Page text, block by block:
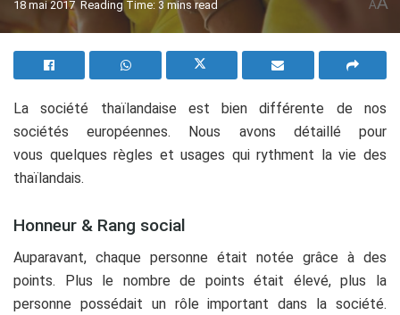
18 mai 2017 Reading Time: 3 mins read A
La société thaïlandaise est bien différente de nos
sociétés européennes. Nous avons détaillé pour
vous quelques règles et usages qui rythment la vie des
thaïlandais.
Honneur & Rang social
Auparavant, chaque personne était notée grâce à des
points. Plus le nombre de points était élevé, plus la
personne possédait un rôle important dans la société.